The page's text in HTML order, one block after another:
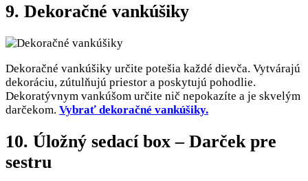
9. Dekoračné vankúšiky
Dekoračné vankúšiky určite potešia každé dievča. Vytvárajú
dekoráciu, zútulňujú priestor a poskytujú pohodlie.
Dekoratývnym vankúšom určite nič nepokazíte a je skvelým
darčekom. Vybrať dekoračné vankúšiky.
10. Úložný sedací box – Darček pre
sestru